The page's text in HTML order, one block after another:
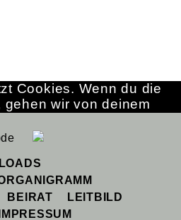
BEIRAT
LEITBILD
IMPRESSUM
Cookies. Wenn du die
wir von deinem